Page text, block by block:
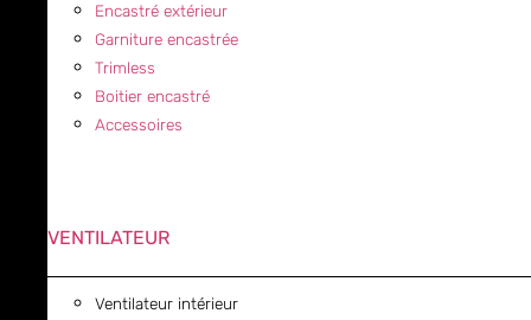
Encastré extérieur
Garniture encastrée
Trimless
Boitier encastré
Accessoires
VENTILATEUR
Ventilateur intérieur